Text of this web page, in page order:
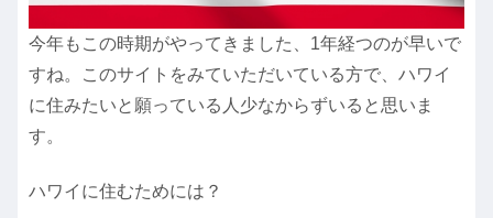
今年もこの時期がやってきました、1年経つのが早いで
すね。このサイトをみていただいている方で、ハワイ
に住みたいと願っている人少なからずいると思いま
す。
ハワイに住むためには？